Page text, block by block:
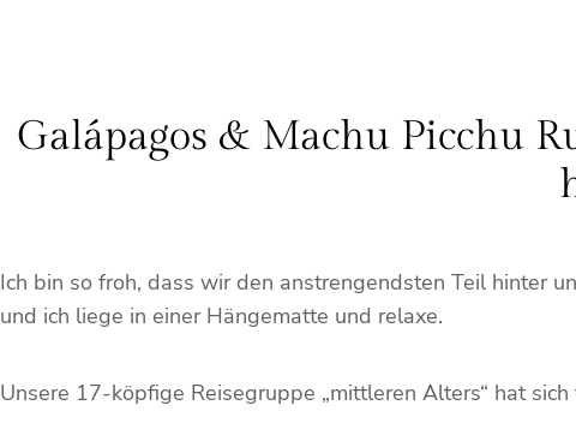
Galápagos & Machu Picchu
Ich bin so froh, dass wir den anstrengendsten Teil hinter
und ich liege in einer Hängematte und relaxe.
Unsere 17-köpfige Reisegruppe „mittleren Alters“ hat